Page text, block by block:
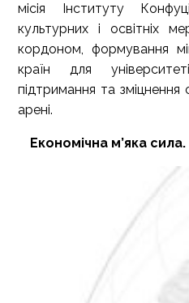
місія Інституту
культурних і освітніх
кордоном, формування
країн для
підтримання та зміцнення
арені.
Економічна м’яка